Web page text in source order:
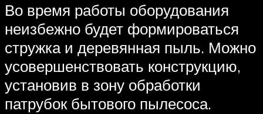
Во время работы оборудования
неизбежно будет формироваться
стружка и деревянная пыль. Можно
усовершенствовать конструкцию,
установив в зону обработки
патрубок бытового пылесоса.